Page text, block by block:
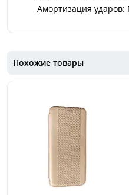
Амортизация
Похожие товары